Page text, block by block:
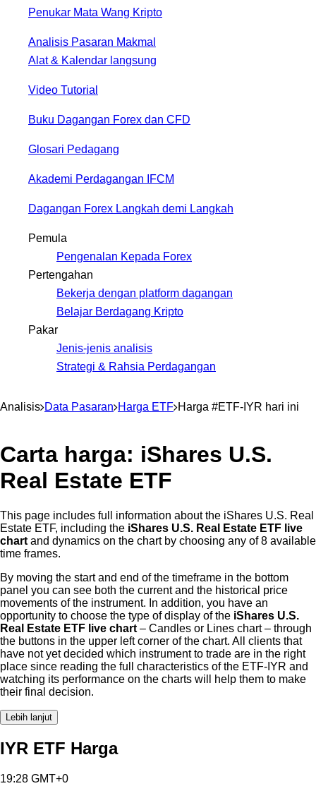
Penukar Mata Wang Kripto
Analisis Pasaran Makmal
Alat & Kalendar langsung
Video Tutorial
Buku Dagangan Forex dan CFD
Glosari Pedagang
Akademi Perdagangan IFCM
Dagangan Forex Langkah demi Langkah
Pemula
Pengenalan Kepada Forex
Pertengahan
Bekerja dengan platform dagangan
Belajar Berdagang Kripto
Pakar
Jenis-jenis analisis
Strategi & Rahsia Perdagangan
Analisis Data Pasaran Harga ETF Harga #ETF-IYR hari ini
Carta harga: iShares U.S.
Real Estate ETF
This page includes full information about the iShares U.S. Real
Estate ETF, including the iShares U.S. Real Estate ETF live
chart and dynamics on the chart by choosing any of 8 available
time frames.
By moving the start and end of the timeframe in the bottom
panel you can see both the current and the historical price
movements of the instrument. In addition, you have an
opportunity to choose the type of display of the iShares U.S.
Real Estate ETF live chart – Candles or Lines chart – through
the buttons in the upper left corner of the chart. All clients that
have not yet decided which instrument to trade are in the right
place since reading the full characteristics of the ETF-IYR and
watching its performance on the charts will help them to make
their final decision.
Lebih lanjut
IYR ETF Harga
19:28 GMT+0